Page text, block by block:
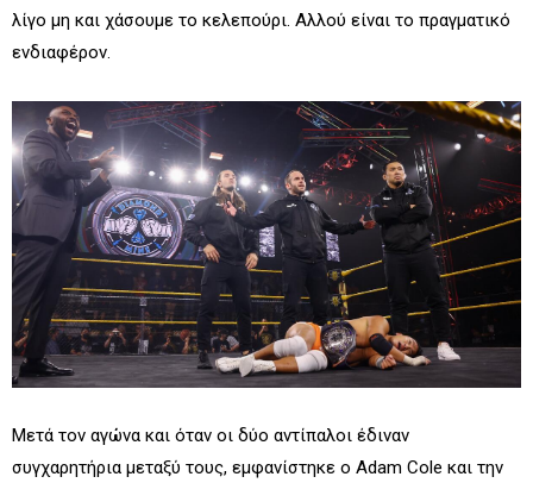
λίγο μη και χάσουμε το κελεπούρι. Αλλού είναι το πραγματικό
ενδιαφέρον.
Μετά τον αγώνα και όταν οι δύο αντίπαλοι έδιναν
συγχαρητήρια μεταξύ τους, εμφανίστηκε ο Adam Cole και την